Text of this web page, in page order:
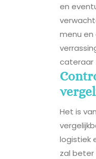
en
menu
cateraar
Het is
logistiek
zal beter